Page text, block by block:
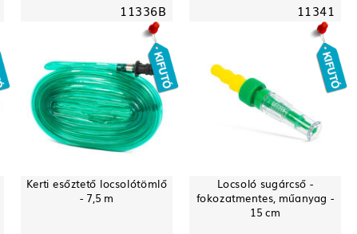
11336B
Kerti esőztető locsolótömlő
- 7,5 m
11341
Locsoló sugárcső -
fokozatmentes, műanyag -
15 cm